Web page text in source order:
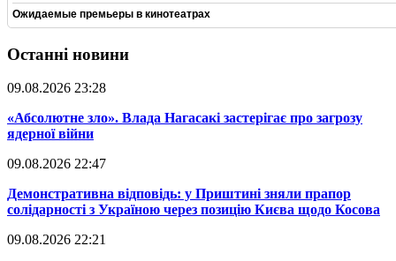
Ожидаемые премьеры в кинотеатрах
Останні новини
09.08.2026 23:28
​«Абсолютне зло». Влада Нагасакі застерігає про загрозу
ядерної війни
09.08.2026 22:47
​Демонстративна відповідь: у Приштині зняли прапор
солідарності з Україною через позицію Києва щодо Косова
09.08.2026 22:21